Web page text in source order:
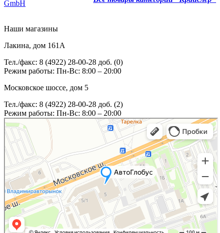
GmbH
Наши магазины
Лакина, дом 161А
Тел./факс: 8 (4922) 28-00-28 доб. (0)
Режим работы: Пн-Вс: 8:00 – 20:00
Московское шоссе, дом 5
Тел./факс: 8 (4922) 28-00-28 доб. (2)
Режим работы: Пн-Вс: 8:00 – 20:00